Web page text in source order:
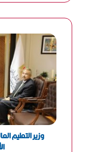
د
ا
ل
ل
ك
ت
ر
و
وزير التعليم